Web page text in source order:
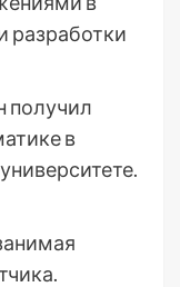
разработки
получил
в